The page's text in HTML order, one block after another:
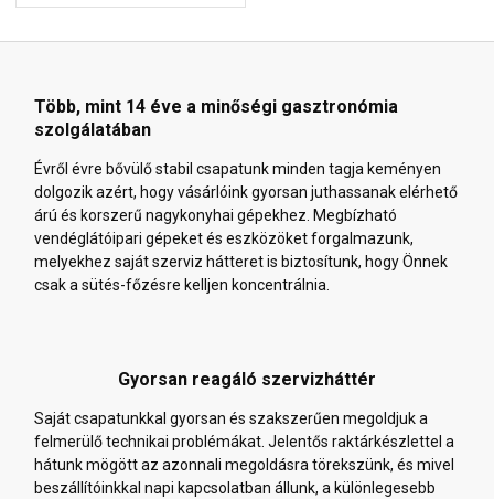
Több, mint 14 éve a minőségi gasztronómia
szolgálatában
Évről évre bővülő stabil csapatunk minden tagja keményen
dolgozik azért, hogy vásárlóink gyorsan juthassanak elérhető
árú és korszerű nagykonyhai gépekhez. Megbízható
vendéglátóipari gépeket és eszközöket forgalmazunk,
melyekhez saját szerviz hátteret is biztosítunk, hogy Önnek
csak a sütés-főzésre kelljen koncentrálnia.
Gyorsan reagáló szervizháttér
Saját csapatunkkal gyorsan és szakszerűen megoldjuk a
felmerülő technikai problémákat. Jelentős raktárkészlettel a
hátunk mögött az azonnali megoldásra törekszünk, és mivel
beszállítóinkkal napi kapcsolatban állunk, a különlegesebb